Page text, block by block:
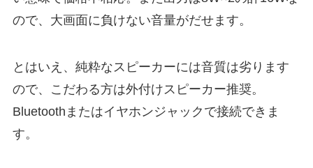
ので、大画面に負けない音量がだせます。
とはいえ、純粋なスピーカーには音質は劣ります
ので、こだわる方は外付けスピーカー推奨。
Bluetoothまたはイヤホンジャックで接続できま
す。